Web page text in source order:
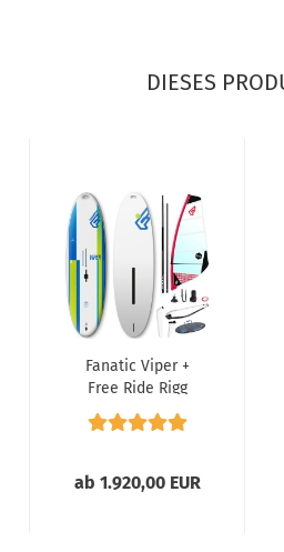
DIESES
Fanatic Viper +
Free Ride Rigg
ab 1.920,00 EUR